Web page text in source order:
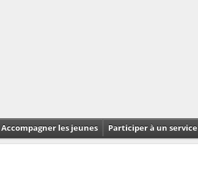
Accompagner les jeunes Participer à un service